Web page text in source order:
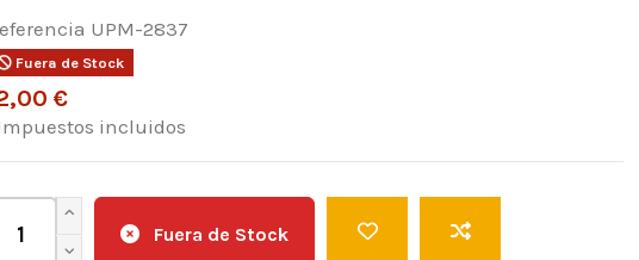
UPM-2837
Fuera de Stock
€
incluidos
Fuera de Stock